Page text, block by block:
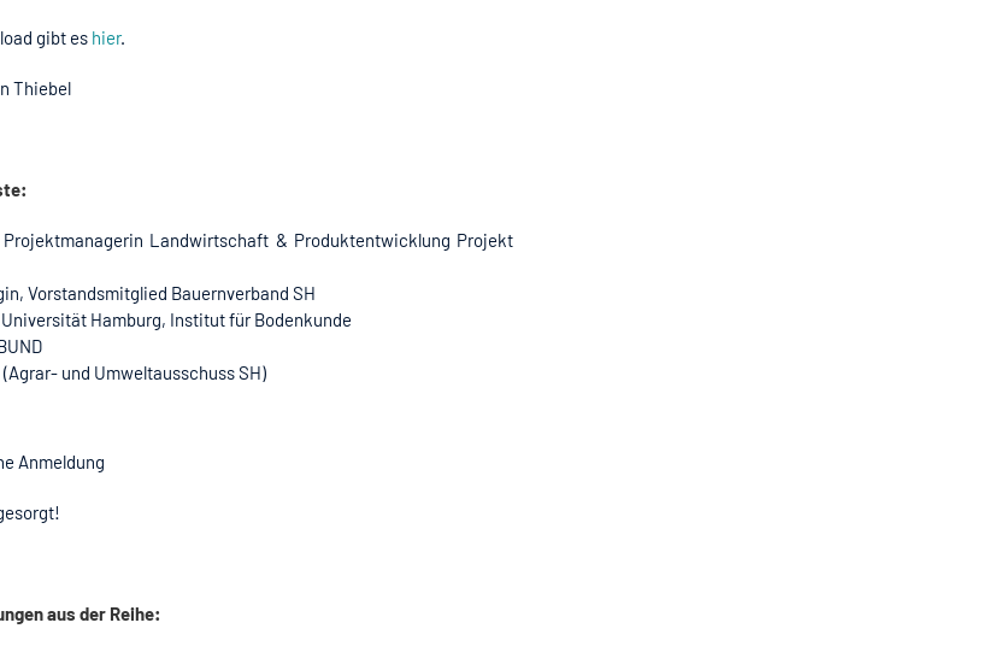
gibt es hier.
Thiebel
Projektmanagerin Landwirtschaft & Produktentwicklung Projekt
Vorstandsmitglied Bauernverband SH
Universität Hamburg, Institut für Bodenkunde
und Umweltausschuss SH)
Anmeldung
aus der Reihe: